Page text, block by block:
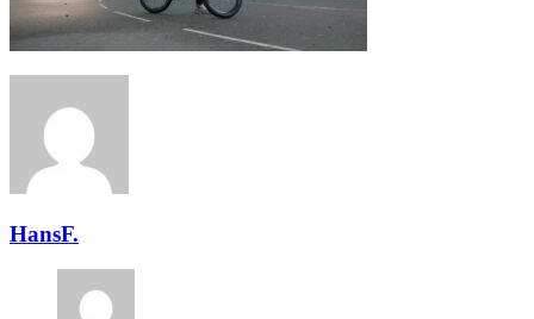
HansF.